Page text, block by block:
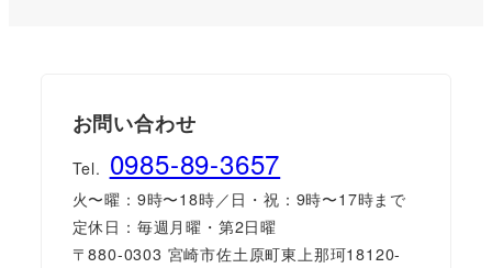
お問い合わせ
Tel. 0985-89-3657
火〜曜：9時〜18時／日・祝：9時〜17時まで
定休日：毎週月曜・第2日曜
〒880-0303 宮崎市佐土原町東上那珂18120-